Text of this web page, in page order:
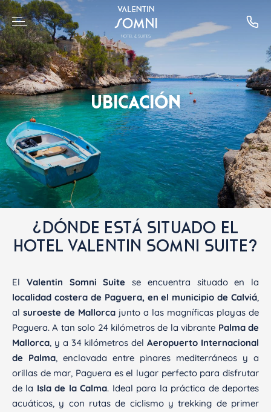
UBICACIÓN
¿DÓNDE ESTÁ SITUADO EL
HOTEL VALENTIN SOMNI SUITE?
El Valentin Somni Suite se encuentra situado en la
localidad costera de Paguera, en el municipio de Calviá,
al suroeste de Mallorca junto a las magníficas playas de
Paguera. A tan solo 24 kilómetros de la vibrante Palma de
Mallorca, y a 34 kilómetros delAeropuerto Internacional
de Palma, enclavada entre pinares mediterráneos y a
orillas de mar, Paguera es el lugar perfecto para disfrutar
de la Isla de la Calma. Ideal para la práctica de deportes
acuáticos, y con rutas de ciclismo y trekking de primer